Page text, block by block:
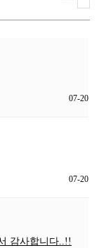
07-20
07-20
감사합니다..!!